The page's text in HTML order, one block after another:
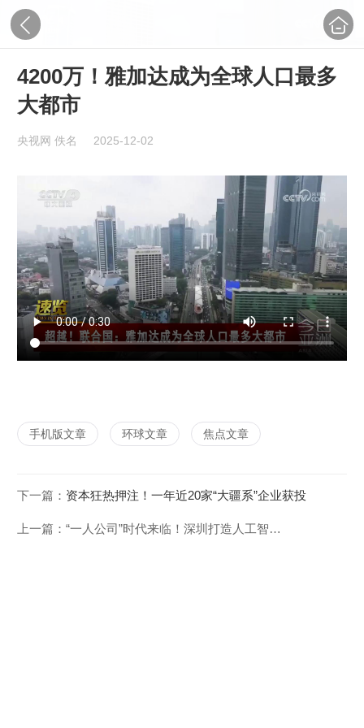
4200万！雅加达成为全球人口最多
大都市
央视网 佚名 2025-12-02
手机版文章 环球文章 焦点文章
下一篇： 资本狂热押注！一年近20家“大疆系”企业获投
上一篇： “一人公司”时代来临！深圳打造人工智能OPC创业生态引领地